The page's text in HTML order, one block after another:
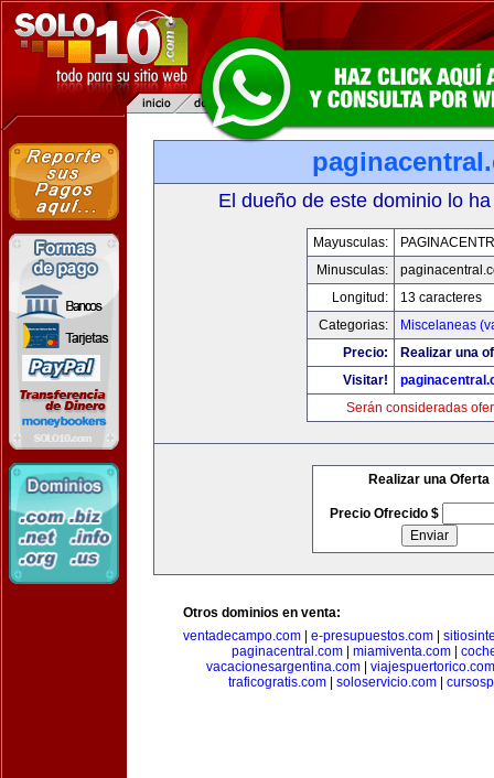
El dueño de este dominio lo
Mayusculas:
Minusculas:
Longitud:
13 caracteres
Categorias:
Miscelaneas
Precio:
Realizar una
Visitar!
Serán consideradas
Realizar una Oferta
Precio Ofrecido $
Otros dominios en venta:
ventadecampo.com
e-presupuestos.com
paginacentral.com| miamiventa.com|
vacacionesargentina.com
viajespuertorico.com
traficogratis.com| soloservicio.com|